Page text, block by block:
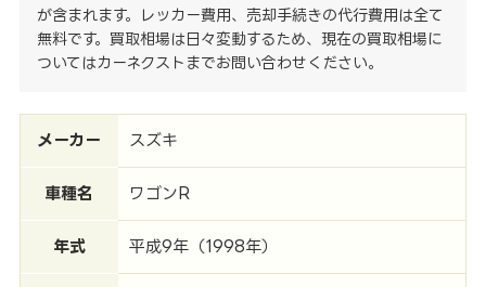
が含まれます。レッカー費用、売却手続きの代行費用は全て
無料です。買取相場は日々変動するため、現在の買取相場に
ついてはカーネクストまでお問い合わせください。
メーカー スズキ
車種名 ワゴンR
年式 平成9年（1998年）